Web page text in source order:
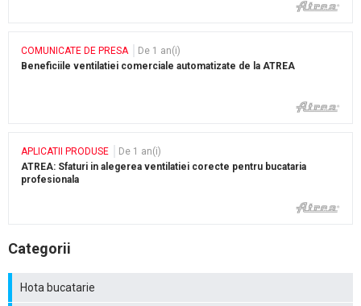
COMUNICATE DE PRESA
De 1 an(i)
Beneficiile ventilatiei comerciale automatizate de la ATREA
APLICATII PRODUSE
De 1 an(i)
ATREA: Sfaturi in alegerea ventilatiei corecte pentru bucataria
profesionala
Categorii
Hota bucatarie